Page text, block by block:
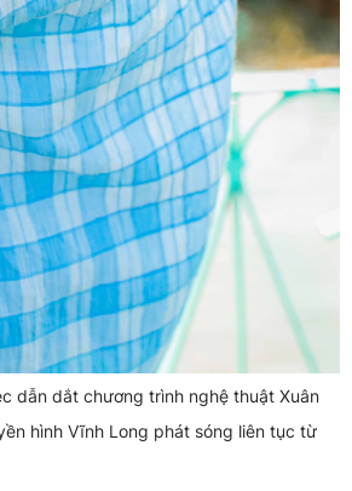
dẫn dắt chương trình nghệ thuật Xuân
hình Vĩnh Long phát sóng liên tục từ